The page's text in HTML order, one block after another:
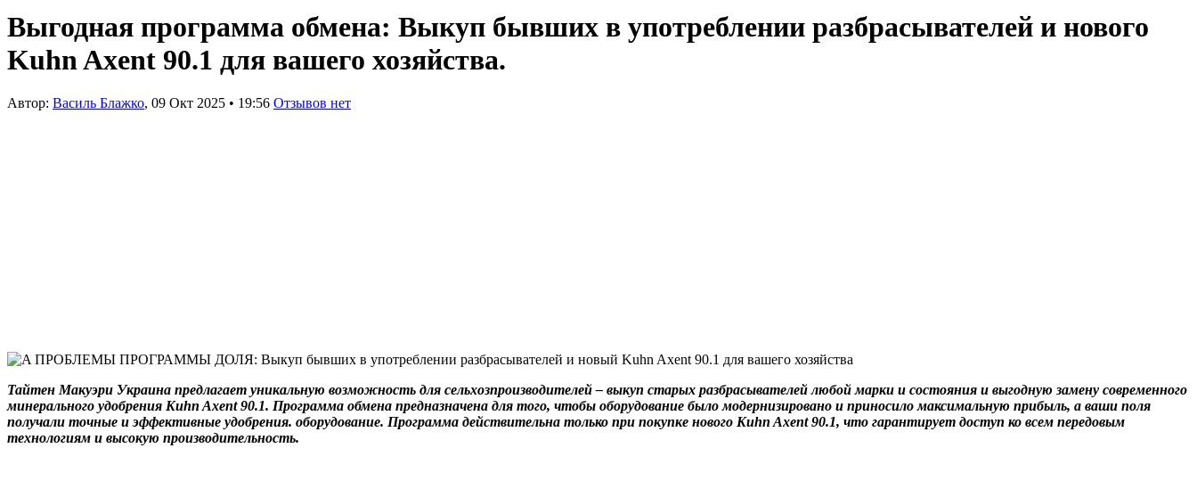
Выгодная программа обмена: Выкуп бывших в употреблении разбрасывателей и нового
Kuhn Axent 90.1 для вашего хозяйства.
Автор: Василь Блажко, 09 Окт 2025 • 19:56 Отзывов нет
Тайтен Макуэри Украина предлагает уникальную возможность для сельхозпроизводителей – выкуп старых разбрасывателей любой марки и состояния и выгодную замену современного
минерального удобрения Kuhn Axent 90.1. Программа обмена предназначена для того, чтобы оборудование было модернизировано и приносило максимальную прибыль, а ваши поля
получали точные и эффективные удобрения. оборудование. Программа действительна только при покупке нового Kuhn Axent 90.1, что гарантирует доступ ко всем передовым
технологиям и высокую производительность.